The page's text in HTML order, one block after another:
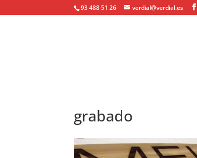
93 488 51 26 verdial@verdial.es
grabado